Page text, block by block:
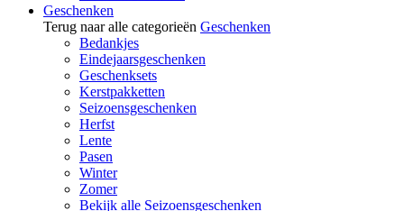
Geschenken
Terug naar alle categorieën Geschenken
Bedankjes
Eindejaarsgeschenken
Geschenksets
Kerstpakketten
Seizoensgeschenken
Herfst
Lente
Pasen
Winter
Zomer
Bekijk alle Seizoensgeschenken